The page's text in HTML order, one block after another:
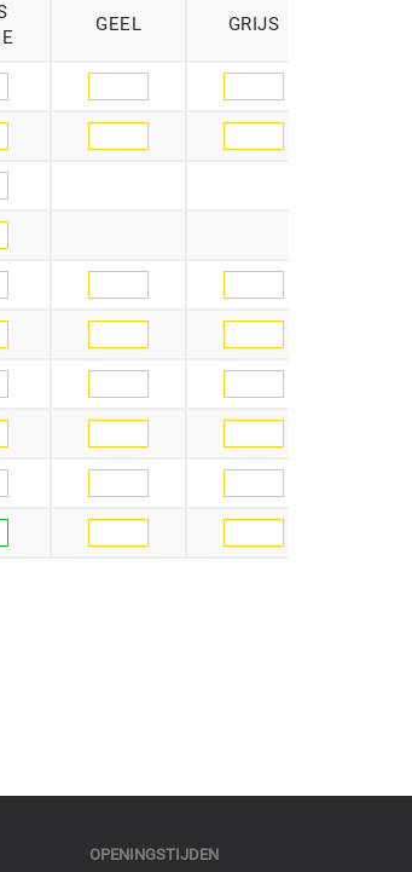
GEEL GRIJS
OPENINGSTIJDEN